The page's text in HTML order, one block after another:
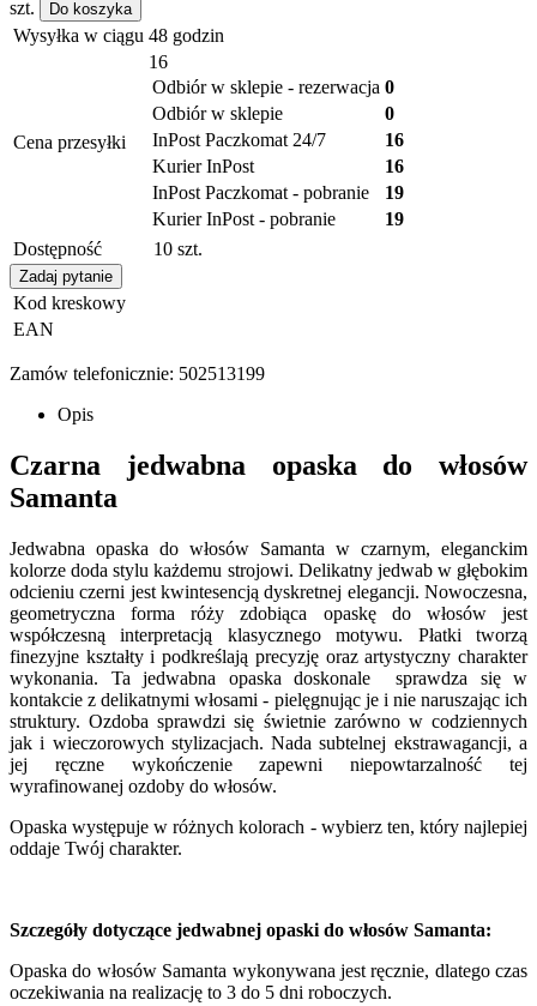
szt. Do koszyka
Wysyłka w ciągu 48 godzin
Cena przesyłki
16
Odbiór w sklepie - rezerwacja 0
Odbiór w sklepie
0
InPost Paczkomat 24/7
16
Kurier InPost
16
InPost Paczkomat - pobranie
19
Kurier InPost - pobranie
19
Dostępność
10 szt.
Zadaj pytanie
Kod kreskowy
EAN
Zamów telefonicznie: 502513199
Opis
Czarna jedwabna opaska do włosów
Samanta
Jedwabna opaska do włosów Samanta w czarnym, eleganckim
kolorze doda stylu każdemu strojowi. Delikatny jedwab w głębokim
odcieniu czerni jest kwintesencją dyskretnej elegancji. Nowoczesna,
geometryczna forma róży zdobiąca opaskę do włosów jest
współczesną interpretacją klasycznego motywu. Płatki tworzą
finezyjne kształty i podkreślają precyzję oraz artystyczny charakter
wykonania. Ta jedwabna opaska doskonale sprawdza się w
kontakcie z delikatnymi włosami - pielęgnując je i nie naruszając ich
struktury. Ozdoba sprawdzi się świetnie zarówno w codziennych
jak i wieczorowych stylizacjach. Nada subtelnej ekstrawagancji, a
jej ręczne wykończenie zapewni niepowtarzalność tej
wyrafinowanej ozdoby do włosów.
Opaska występuje w różnych kolorach - wybierz ten, który najlepiej
oddaje Twój charakter.
Szczegóły dotyczące jedwabnej opaski do włosów Samanta:
Opaska do włosów Samanta wykonywana jest ręcznie, dlatego czas
oczekiwania na realizację to 3 do 5 dni roboczych.